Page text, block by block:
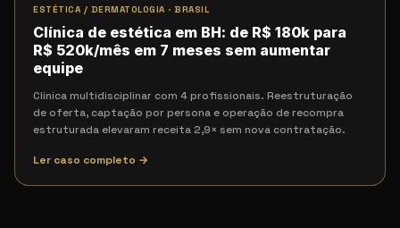
ESTÉTICA / DERMATOLOGIA · BRASIL
Clínica de estética em BH: de R$ 180k para
R$ 520k/mês em 7 meses sem aumentar
equipe
Clínica multidisciplinar com 4 profissionais. Reestruturação
de oferta, captação por persona e operação de recompra
estruturada elevaram receita 2,9× sem nova contratação.
Ler caso completo →